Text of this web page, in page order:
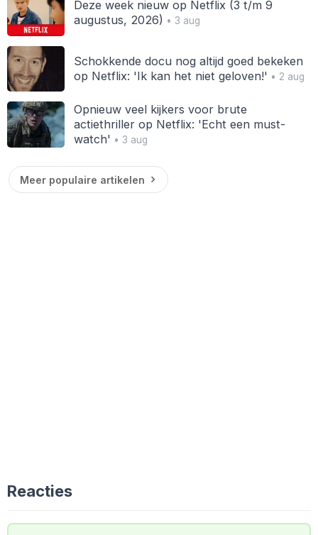
Deze week nieuw op Netflix (3 t/m 9
augustus, 2026) • 3 aug
Schokkende docu nog altijd goed bekeken
op Netflix: 'Ik kan het niet geloven!' • 2 aug
Opnieuw veel kijkers voor brute
actiethriller op Netflix: 'Echt een must-
watch' • 3 aug
Meer populaire artikelen
Reacties